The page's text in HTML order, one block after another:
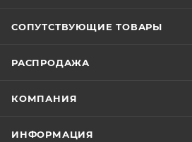
СОПУТСТВУЮЩИЕ ТОВАРЫ
РАСПРОДАЖА
КОМПАНИЯ
ИНФОРМАЦИЯ